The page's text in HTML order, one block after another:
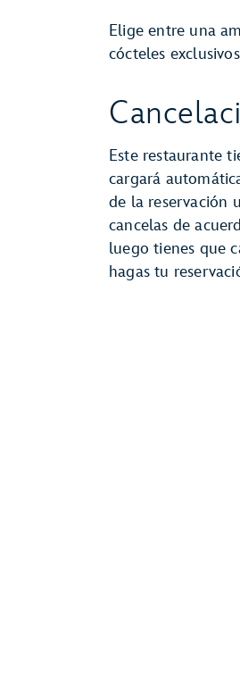
Elige entre una
cócteles
Este restaurante
cargará
de la reservación
cancelas de
luego tienes que
hagas tu